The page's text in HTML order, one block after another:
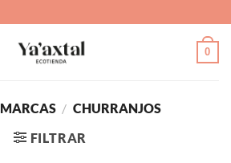
0
MARCAS / CHURRANJOS
FILTRAR